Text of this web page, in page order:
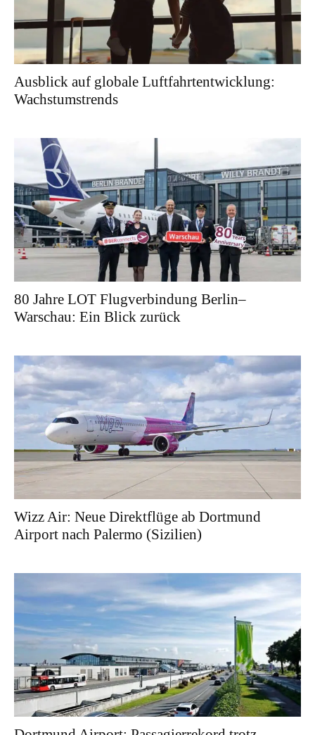
Ausblick auf globale Luftfahrtentwicklung:
Wachstumstrends
80 Jahre LOT Flugverbindung Berlin–
Warschau: Ein Blick zurück
Wizz Air: Neue Direktflüge ab Dortmund
Airport nach Palermo (Sizilien)